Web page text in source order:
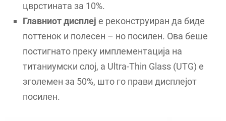
цврстината за 10%.
Главниот дисплеј е реконструиран да биде
поттенок и полесен – но посилен. Ова беше
постигнато преку имплементација на
титаниумски слој, а Ultra-Thin Glass (UTG) е
зголемен за 50%, што го прави дисплејот
посилен.